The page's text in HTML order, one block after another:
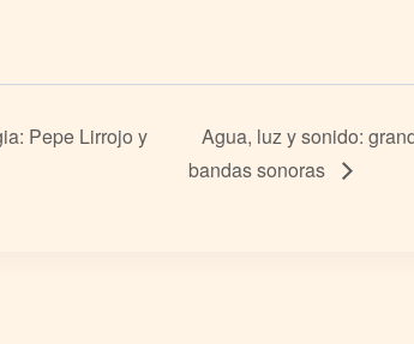
Pepe Lirrojo y
Agua, luz y sonido:
bandas sonoras